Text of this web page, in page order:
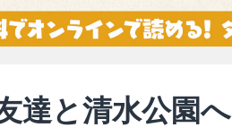
達と清水公園へ